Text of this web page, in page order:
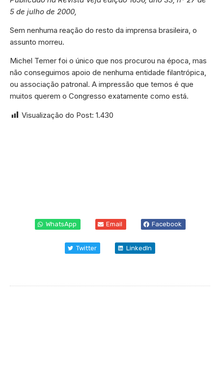
5 de julho de 2000,
Sem nenhuma reação do resto da imprensa brasileira, o
assunto morreu.
Michel Temer foi o único que nos procurou na época, mas
não conseguimos apoio de nenhuma entidade filantrópica,
ou associação patronal. A impressão que temos é que
muitos querem o Congresso exatamente como está.
Visualização do Post: 1.430
WhatsApp Email Facebook
Twitter LinkedIn